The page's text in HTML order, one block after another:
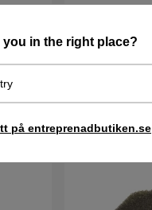
you in the right place?
på entreprenadbutiken.se
127 kr